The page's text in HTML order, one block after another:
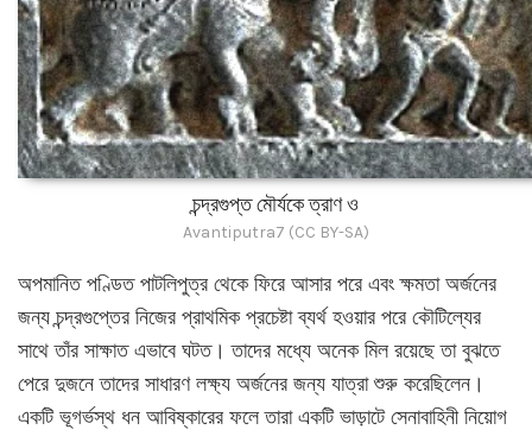
চন্দ্রগুপ্ত মৌর্যকে ত্রাণ ও
Avantiputra7 (CC BY-SA)
অপমানিত পণ্ডিত পাটলিপুত্র থেকে ফিরে আসার পরে এবং ক্ষমতা অর্জনের
জন্য চন্দ্রগুপ্তের নিজের প্রাথমিক প্রচেষ্টা ব্যর্থ হওয়ার পরে কৌটিল্যের
সাথে তাঁর সাক্ষাত এভাবে ঘটত। তাদের মধ্যে অনেক মিল রয়েছে তা বুঝতে
পেরে দুজনে তাদের সাধারণ লক্ষ্য অর্জনের জন্য যাত্রা শুরু করেছিলেন।
একটি ভূগর্ভস্থ ধন আবিষ্কারের ফলে তারা একটি ভাড়াটে সেনাবাহিনী নিয়োগ